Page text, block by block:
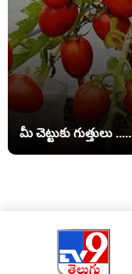
మీ చెట్టుకు గుత్తులు .....